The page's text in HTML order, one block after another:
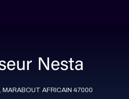
MARABOUT AFRICAIN 47000